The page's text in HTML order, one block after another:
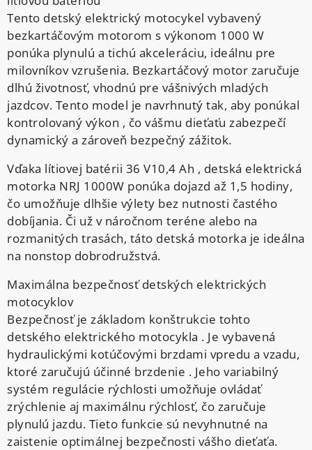
Tento detský elektrický motocykel vybavený
bezkartáčovým motorom s výkonom 1000 W
ponúka plynulú a tichú akceleráciu, ideálnu pre
milovníkov vzrušenia. Bezkartáčový motor zaručuje
dlhú životnosť, vhodnú pre vášnivých mladých
jazdcov. Tento model je navrhnutý tak, aby ponúkal
kontrolovaný výkon , čo vášmu dieťaťu zabezpečí
dynamický a zároveň bezpečný zážitok.
Vďaka lítiovej batérii 36 V10,4 Ah , detská elektrická
motorka NRJ 1000W ponúka dojazd až 1,5 hodiny,
čo umožňuje dlhšie výlety bez nutnosti častého
dobíjania. Či už v náročnom teréne alebo na
rozmanitých trasách, táto detská motorka je ideálna
na nonstop dobrodružstvá.
Maximálna bezpečnosť detských elektrických
motocyklov
Bezpečnosť je základom konštrukcie tohto
detského elektrického motocykla . Je vybavená
hydraulickými kotúčovými brzdami vpredu a vzadu,
ktoré zaručujú účinné brzdenie . Jeho variabilný
systém regulácie rýchlosti umožňuje ovládať
zrýchlenie aj maximálnu rýchlosť, čo zaručuje
plynulú jazdu. Tieto funkcie sú nevyhnutné na
zaistenie optimálnej bezpečnosti vášho dieťaťa.